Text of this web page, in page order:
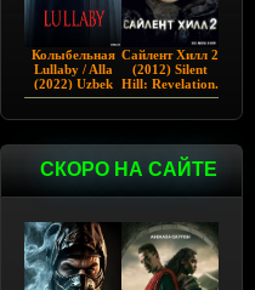
Колыбельная
Lullaby / Alla
(2022) Uzbek
tilida
Сайлент Хилл 2
(2012) Silent
Hill: Revelation.
СКОРО НА САЙТЕ